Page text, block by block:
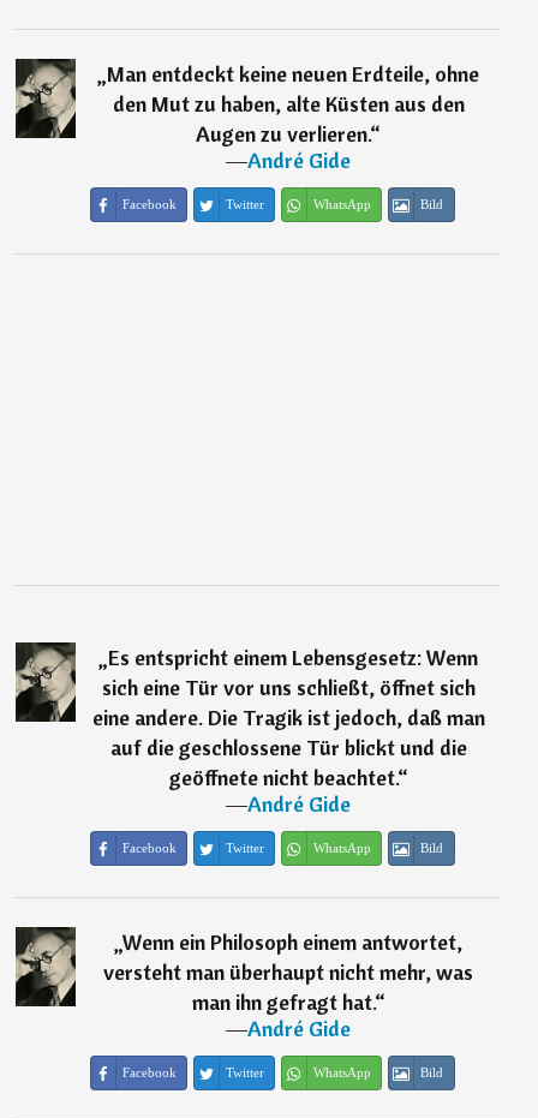
„Man entdeckt keine neuen Erdteile, ohne
den Mut zu haben, alte Küsten aus den
Augen zu verlieren.“
―André Gide
Facebook Twitter WhatsApp Bild
„Es entspricht einem Lebensgesetz: Wenn
sich eine Tür vor uns schließt, öffnet sich
eine andere. Die Tragik ist jedoch, daß man
auf die geschlossene Tür blickt und die
geöffnete nicht beachtet.“
―André Gide
Facebook Twitter WhatsApp Bild
„Wenn ein Philosoph einem antwortet,
versteht man überhaupt nicht mehr, was
man ihn gefragt hat.“
―André Gide
Facebook Twitter WhatsApp Bild